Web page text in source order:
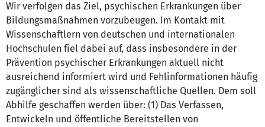
Wir verfolgen das Ziel, psychischen Erkrankungen über
Bildungsmaßnahmen vorzubeugen. Im Kontakt mit
Wissenschaftlern von deutschen und internationalen
Hochschulen fiel dabei auf, dass insbesondere in der
Prävention psychischer Erkrankungen aktuell nicht
ausreichend informiert wird und Fehlinformationen häufig
zugänglicher sind als wissenschaftliche Quellen. Dem soll
Abhilfe geschaffen werden über: (1) Das Verfassen,
Entwickeln und öffentliche Bereitstellen von